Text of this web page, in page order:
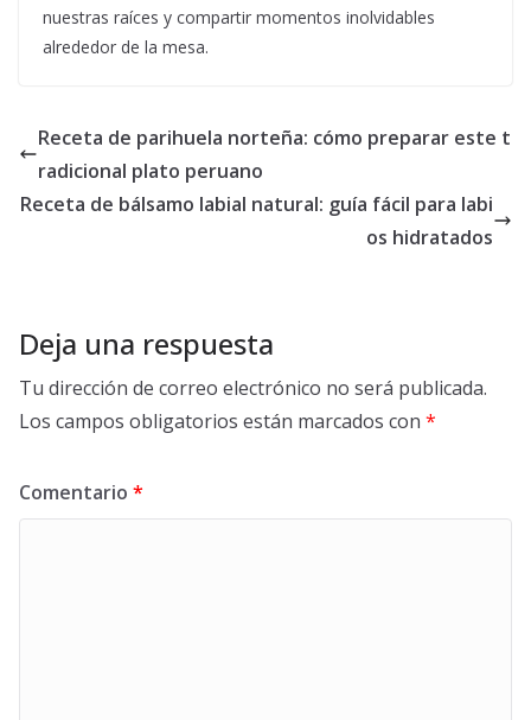
nuestras raíces y compartir momentos inolvidables
alrededor de la mesa.
Receta de parihuela norteña: cómo preparar este t
radicional plato peruano
Receta de bálsamo labial natural: guía fácil para labi
os hidratados
Deja una respuesta
Tu dirección de correo electrónico no será publicada.
Los campos obligatorios están marcados con *
Comentario *